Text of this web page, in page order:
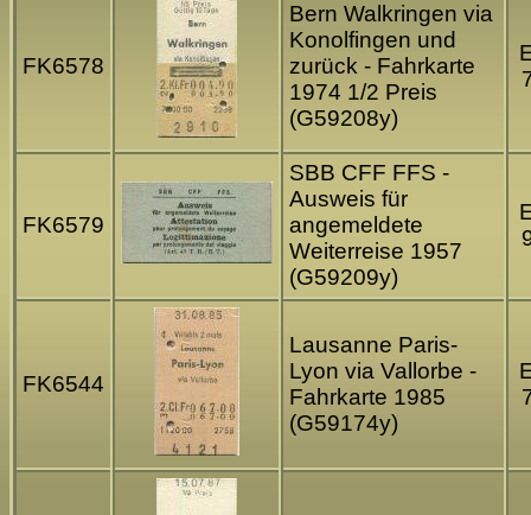
FK6578
Bern Walkringen via
Konolfingen und
zurück - Fahrkarte
1974 1/2 Preis
(G59208y)
FK6579
SBB CFF FFS -
Ausweis für
angemeldete
Weiterreise 1957
(G59209y)
FK6544
Lausanne Paris-
Lyon via Vallorbe -
Fahrkarte 1985
(G59174y)